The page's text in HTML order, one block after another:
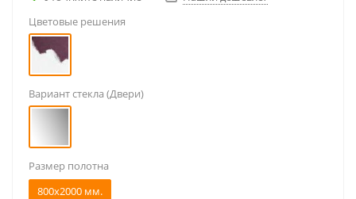
Цветовые решения
Вариант стекла (Двери)
Размер полотна
800x2000 мм.